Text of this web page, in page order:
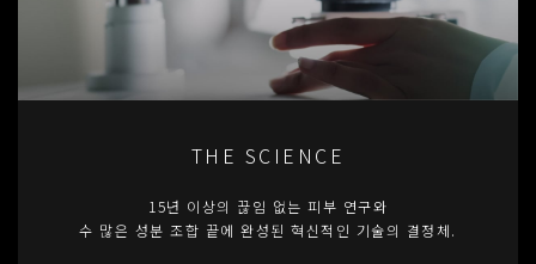
THE SCIENCE
15년 이상의 끊임 없는 피부 연구와
수 많은 성분 조합 끝에 완성된 혁신적인 기술의 결정체.